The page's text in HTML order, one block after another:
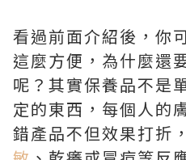
看過前面介紹後，你
這麼方便，為什麼還
呢？其實保養品不是
定的東西，每個人的
錯產品不但效果打折